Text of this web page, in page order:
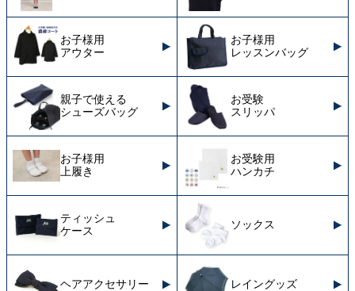
お子様用
アウター
お子様用
レッスンバッグ
親子で使える
シューズバッグ
お受験
スリッパ
お子様用
上履き
お受験用
ハンカチ
ティッシュ
ケース
ソックス
ヘアアクセサリー レイングッズ